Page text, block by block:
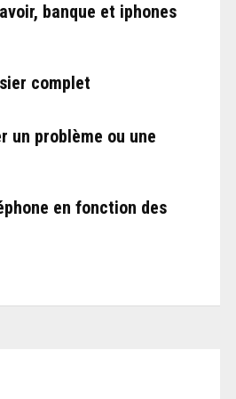
banque et iphones
complet
un problème ou une
en fonction des